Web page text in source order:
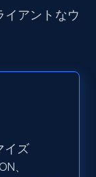
イアル
-
home
イアントなウ
イズ
、